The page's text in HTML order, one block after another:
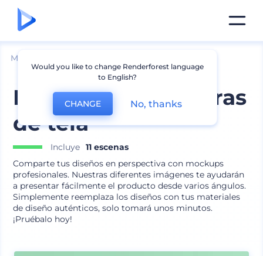
Mockups
Mockups de pulseras
de tela
Incluye 11 escenas
Comparte tus diseños en perspectiva con mockups
profesionales. Nuestras diferentes imágenes te ayudarán
a presentar fácilmente el producto desde varios ángulos.
Simplemente reemplaza los diseños con tus materiales
de diseño auténticos, solo tomará unos minutos.
¡Pruébalo hoy!
Would you like to change Renderforest language
to English?
CHANGE No, thanks